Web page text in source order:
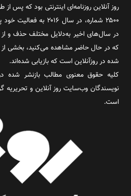
۲۵۰۰ شماره، در سال
در سال‌های اخیر به‌دلایل مختلف حذف و
که در حال حاضر مشاهده می‌کنید، بخشی
شده در روزآنلاین است که بازیابی شده‌اند.
کلیه حقوق معنوی مطالب بازنشر شده
نویسندگان وب‌سایت روز آنلاین و تحریریه
است.